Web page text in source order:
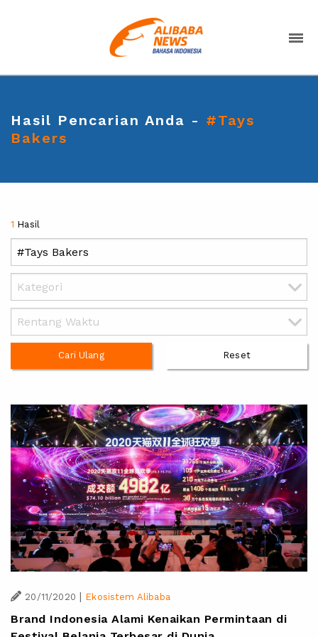
Hasil Pencarian Anda - #Tays
Bakers
1 Hasil
Cari Ulang Reset
20/11/2020 | Ekosistem Alibaba
Brand Indonesia Alami Kenaikan Permintaan di